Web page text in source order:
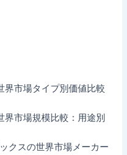
界市場タイプ別価値比較
界市場規模比較：用途別
クスの世界市場メーカー